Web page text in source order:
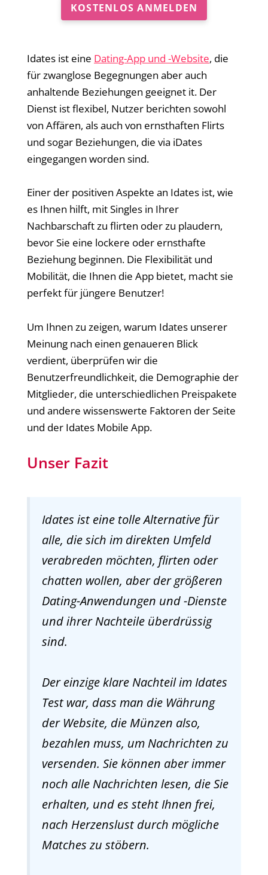
KOSTENLOS ANMELDEN
Idates ist eine Dating-App und -Website, die
für zwanglose Begegnungen aber auch
anhaltende Beziehungen geeignet it. Der
Dienst ist flexibel, Nutzer berichten sowohl
von Affären, als auch von ernsthaften Flirts
und sogar Beziehungen, die via iDates
eingegangen worden sind.
Einer der positiven Aspekte an Idates ist, wie
es Ihnen hilft, mit Singles in Ihrer
Nachbarschaft zu flirten oder zu plaudern,
bevor Sie eine lockere oder ernsthafte
Beziehung beginnen. Die Flexibilität und
Mobilität, die Ihnen die App bietet, macht sie
perfekt für jüngere Benutzer!
Um Ihnen zu zeigen, warum Idates unserer
Meinung nach einen genaueren Blick
verdient, überprüfen wir die
Benutzerfreundlichkeit, die Demographie der
Mitglieder, die unterschiedlichen Preispakete
und andere wissenswerte Faktoren der Seite
und der Idates Mobile App.
Unser Fazit
Idates ist eine tolle Alternative für
alle, die sich im direkten Umfeld
verabreden möchten, flirten oder
chatten wollen, aber der größeren
Dating-Anwendungen und -Dienste
und ihrer Nachteile überdrüssig
sind.
Der einzige klare Nachteil im Idates
Test war, dass man die Währung
der Website, die Münzen also,
bezahlen muss, um Nachrichten zu
versenden. Sie können aber immer
noch alle Nachrichten lesen, die Sie
erhalten, und es steht Ihnen frei,
nach Herzenslust durch mögliche
Matches zu stöbern.